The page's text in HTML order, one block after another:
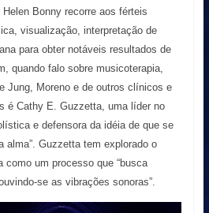
Bonny recorre aos férteis
visualização, interpretação de
para obter notáveis resultados de
quando falo sobre musicoterapia,
Jung, Moreno e de outros clínicos e
é Cathy E. Guzzetta, uma líder no
e defensora da idéia de que se
alma”. Guzzetta tem explorado o
como um processo que “busca
se as vibrações sonoras”.